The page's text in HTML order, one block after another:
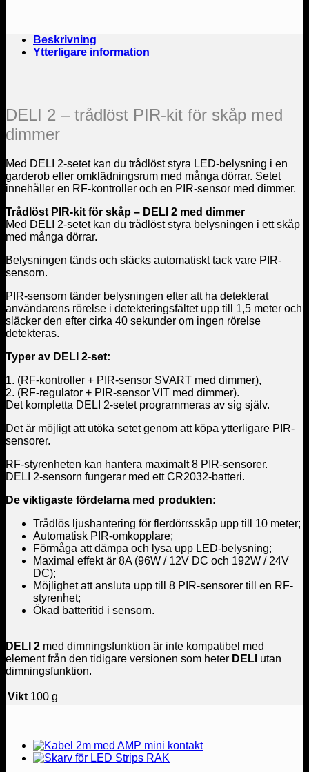
Beskrivning
Ytterligare information
DELI 2 – trådlöst PIR-kit för skåp med
dimmer
Med DELI 2-setet kan du trådlöst styra LED-belysning i en
garderob eller omklädningsrum med många dörrar. Setet
innehåller en RF-kontroller och en PIR-sensor med dimmer.
Trådlöst PIR-kit för skåp – DELI 2 med dimmer
Med DELI 2-setet kan du trådlöst styra belysningen i ett skåp
med många dörrar.
Belysningen tänds och släcks automatiskt tack vare PIR-
sensorn.
PIR-sensorn tänder belysningen efter att ha detekterat
användarens rörelse i detekteringsfältet upp till 1,5 meter och
släcker den efter cirka 40 sekunder om ingen rörelse
detekteras.
Typer av DELI 2-set:
1. (RF-kontroller + PIR-sensor SVART med dimmer),
2. (RF-regulator + PIR-sensor VIT med dimmer).
Det kompletta DELI 2-setet programmeras av sig själv.
Det är möjligt att utöka setet genom att köpa ytterligare PIR-
sensorer.
RF-styrenheten kan hantera maximalt 8 PIR-sensorer.
DELI 2-sensorn fungerar med ett CR2032-batteri.
De viktigaste fördelarna med produkten:
Trådlös ljushantering för flerdörrsskåp upp till 10 meter;
Automatisk PIR-omkopplare;
Förmåga att dämpa och lysa upp LED-belysning;
Maximal effekt är 8A (96W / 12V DC och 192W / 24V
DC);
Möjlighet att ansluta upp till 8 PIR-sensorer till en RF-
styrenhet;
Ökad batteritid i sensorn.
DELI 2 med dimningsfunktion är inte kompatibel med
element från den tidigare versionen som heter DELI utan
dimningsfunktion.
Vikt 100 g